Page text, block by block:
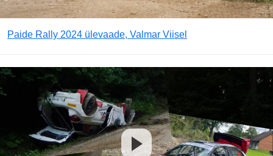
Paide Rally 2024 ülevaade, Valmar Viisel